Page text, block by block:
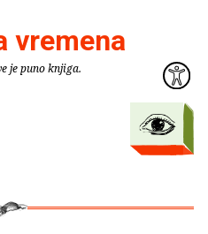
vremena
je puno knjiga.